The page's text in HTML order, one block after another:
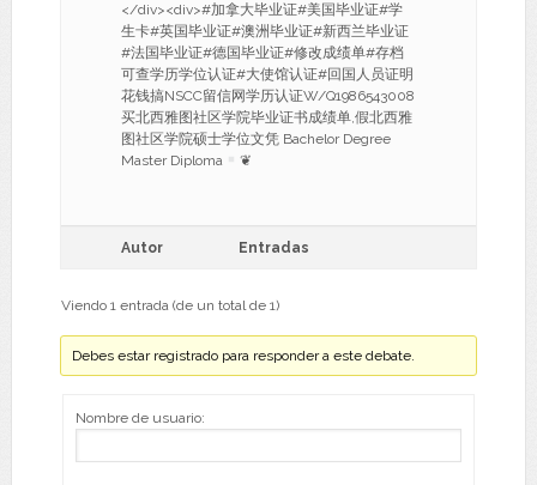
</div><div>#加拿大毕业证#美国毕业证#学
生卡#英国毕业证#澳洲毕业证#新西兰毕业证
#法国毕业证#德国毕业证#修改成绩单#存档
可查学历学位认证#大使馆认证#回国人员证明
花钱搞NSCC留信网学历认证W/Q1986543008
买北西雅图社区学院毕业证书成绩单,假北西雅
图社区学院硕士学位文凭 Bachelor Degree
Master Diploma
❦
Autor Entradas
Viendo 1 entrada (de un total de 1)
Debes estar registrado para responder a este debate.
Nombre de usuario: